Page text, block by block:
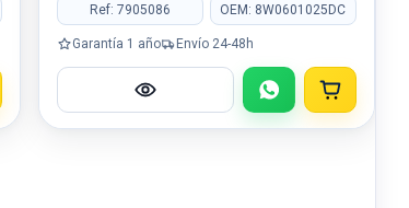
Ref: 7905086 OEM: 8W0601025DC
Garantía 1 año Envío 24-48h